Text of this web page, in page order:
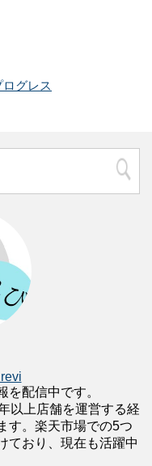
グレス
配信中です。
以上店舗を運営する経
す。楽天市場での5つ
ており、現在も活躍中